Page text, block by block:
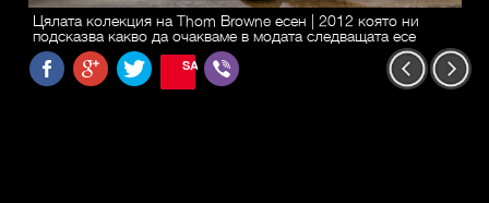
Цялата колекция на Thom Browne есен | 2012 която ни
подсказва какво да очакваме в модата следващата есе
SAVE